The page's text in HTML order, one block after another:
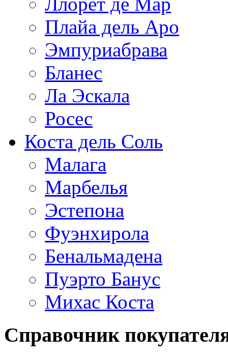
Плайа дель Аро
Эмпуриабрава
Бланес
Ла Эскала
Росес
Коста дель Соль
Малага
Марбелья
Эстепона
Фуэнхирола
Бенальмадена
Пуэрто Банус
Михас Коста
Справочник